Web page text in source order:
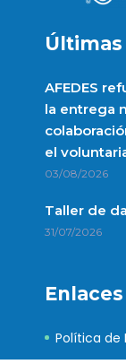
AFEDES
la entrega
el
03/08/2026
Taller de
31/07/2026
Política de